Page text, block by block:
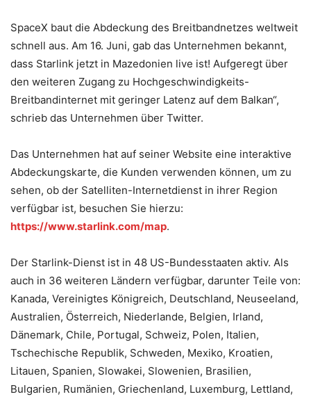
SpaceX baut die Abdeckung des Breitbandnetzes weltweit
schnell aus. Am 16. Juni, gab das Unternehmen bekannt,
dass Starlink jetzt in Mazedonien live ist! Aufgeregt über
den weiteren Zugang zu Hochgeschwindigkeits-
Breitbandinternet mit geringer Latenz auf dem Balkan“,
schrieb das Unternehmen über Twitter.
Das Unternehmen hat auf seiner Website eine interaktive
Abdeckungskarte, die Kunden verwenden können, um zu
sehen, ob der Satelliten-Internetdienst in ihrer Region
verfügbar ist, besuchen Sie hierzu:
https://www.starlink.com/map.
Der Starlink-Dienst ist in 48 US-Bundesstaaten aktiv. Als
auch in 36 weiteren Ländern verfügbar, darunter Teile von:
Kanada, Vereinigtes Königreich, Deutschland, Neuseeland,
Australien, Österreich, Niederlande, Belgien, Irland,
Dänemark, Chile, Portugal, Schweiz, Polen, Italien,
Tschechische Republik, Schweden, Mexiko, Kroatien,
Litauen, Spanien, Slowakei, Slowenien, Brasilien,
Bulgarien, Rumänien, Griechenland, Luxemburg, Lettland,